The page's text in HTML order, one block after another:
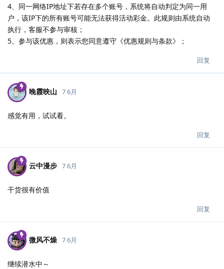
4、同一网络IP地址下若存在多个账号，系统将自动判定为同一用
户，该IP下的所有账号可能无法获得活动彩金。此规则由系统自动
执行，客服不参与审核；
5、参与该优惠，则表示您同意遵守《优惠规则与条款》；
回复
晚霞映山 7 6月
感觉有用，试试看。
回复
云中漫步 7 6月
干货很有价值
回复
微风不燥 7 6月
继续潜水中～